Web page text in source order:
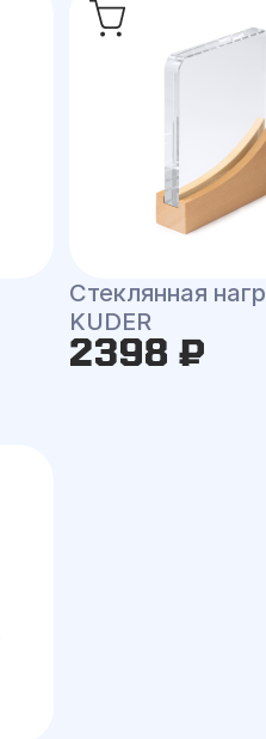
Стеклянная
KUDER
2398 ₽